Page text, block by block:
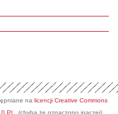
na licencji Creative Commons
PL
(chyba że oznaczono inaczej).